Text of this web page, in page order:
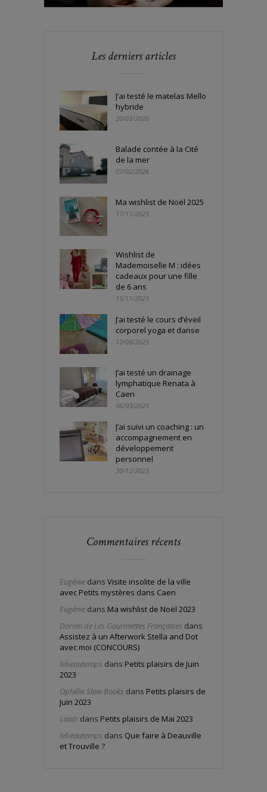
Les derniers articles
J’ai testé le matelas Mello
hybride
20/03/2026
Balade contée à la Cité
de la mer
07/02/2026
Ma wishlist de Noël 2025
17/11/2025
Wishlist de
Mademoiselle M : idées
cadeaux pour une fille
de 6 ans
15/11/2025
J’ai testé le cours d’éveil
corporel yoga et danse
12/08/2025
J’ai testé un drainage
lymphatique Renata à
Caen
06/03/2025
J’ai suivi un coaching : un
accompagnement en
développement
personnel
30/12/2023
Commentaires récents
Eugénie dans Visite insolite de la ville
avec Petits mystères dans Caen
Eugénie dans Ma wishlist de Noël 2023
Dorian de Les Gourmettes Françaises dans
Assistez à un Afterwork Stella and Dot
avec moi (CONCOURS)
lebeautemps dans Petits plaisirs de Juin
2023
Ophélie Slow Books dans Petits plaisirs de
Juin 2023
Laadi dans Petits plaisirs de Mai 2023
lebeautemps dans Que faire à Deauville
et Trouville ?